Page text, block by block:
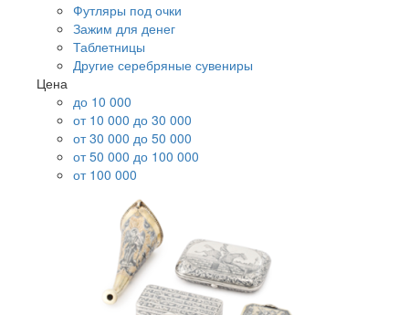
Футляры под очки
Зажим для денег
Таблетницы
Другие серебряные сувениры
Цена
до 10 000
от 10 000 до 30 000
от 30 000 до 50 000
от 50 000 до 100 000
от 100 000